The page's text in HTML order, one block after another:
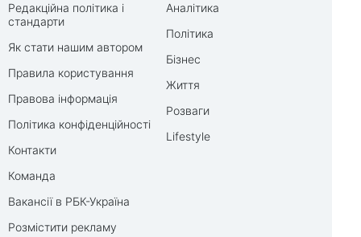
Редакційна політика і
стандарти
Як стати нашим автором
Правила користування
Правова інформація
Політика конфіденційності
Контакти
Команда
Вакансії в РБК-Україна
Розмістити рекламу
Аналітика
Політика
Бізнес
Життя
Розваги
Lifestyle